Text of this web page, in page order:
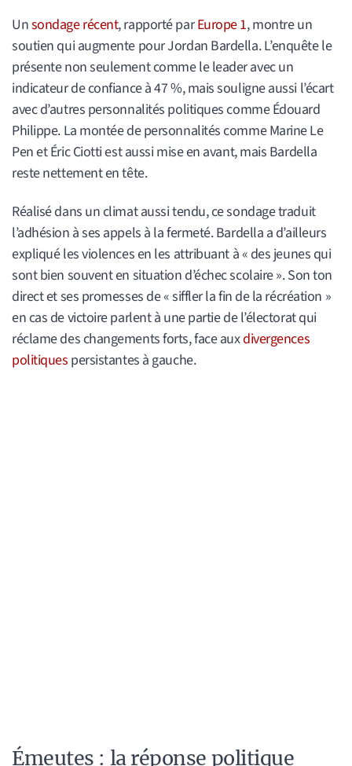
Unsondage récent, rapporté parEurope 1, montre un
soutien qui augmente pour Jordan Bardella. L’enquête le
présente non seulement comme le leader avec un
indicateur de confiance à 47 %, mais souligne aussi l’écart
avec d’autres personnalités politiques comme Édouard
Philippe. La montée de personnalités comme Marine Le
Pen et Éric Ciotti est aussi mise en avant, mais Bardella
reste nettement en tête.
Réalisé dans un climat aussi tendu, ce sondage traduit
l’adhésion à ses appels à la fermeté. Bardella a d’ailleurs
expliqué les violences en les attribuant à « des jeunes qui
sont bien souvent en situation d’échec scolaire ». Son ton
direct et ses promesses de « siffler la fin de la récréation »
en cas de victoire parlent à une partie de l’électorat qui
réclame des changements forts, face auxdivergences
politiques persistantes à gauche.
Émeutes : la réponse politique